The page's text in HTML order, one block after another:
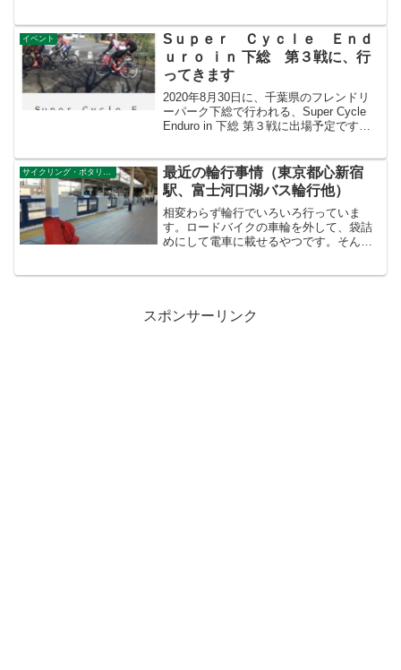
車で1時間ぐらいで到着します。那須高原
などにも1時間で着...
イベント
Sｕｐｅｒ Ｃｙｃｌｅ Ｅｎｄ
ｕｒｏ ｉｎ 下総 第３戦に、行
ってきます
2020年8月30日に、千葉県のフレンドリ
ーパーク下総で行われる、Super Cycle
Enduro in 下総 第３戦に出場予定です。
です。福島県であぶくま洞ヒルク...
サイクリング・ポタリング
最近の輪行事情（東京都心新宿
駅、富士河口湖バス輪行他）
相変わらず輪行でいろいろ行っていま
す。ロードバイクの車輪を外して、袋詰
めにして電車に載せるやつです。そんな
スポンサーリンク